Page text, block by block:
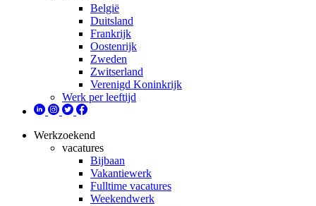
België
Duitsland
Frankrijk
Oostenrijk
Zweden
Zwitserland
Verenigd Koninkrijk
Werk per leeftijd
Werkzoekend
vacatures
Bijbaan
Vakantiewerk
Fulltime vacatures
Weekendwerk